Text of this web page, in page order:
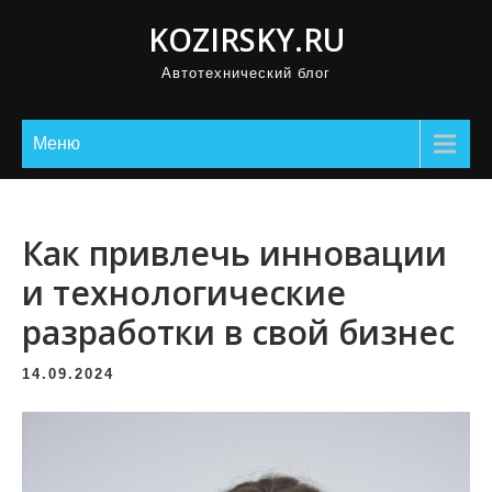
KOZIRSKY.RU
Автотехнический блог
Меню
Как привлечь инновации
и технологические
разработки в свой бизнес
14.09.2024